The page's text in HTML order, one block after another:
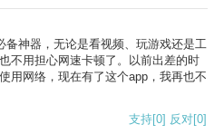
备神器，无论是看视频、玩游戏还是工
不用担心网速卡顿了。以前出差的时
用网络，现在有了这个app，我再也不
支持[0] 反对[0]